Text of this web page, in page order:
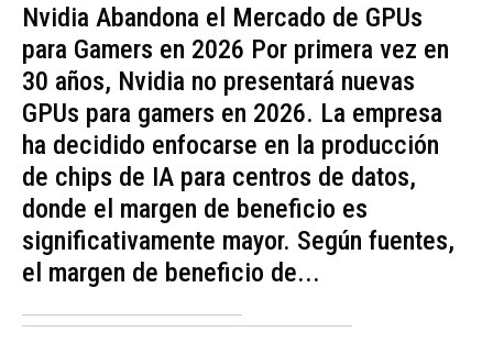
Nvidia Abandona el Mercado de GPUs
para Gamers en 2026 Por primera vez en
30 años, Nvidia no presentará nuevas
GPUs para gamers en 2026. La empresa
ha decidido enfocarse en la producción
de chips de IA para centros de datos,
donde el margen de beneficio es
significativamente mayor. Según fuentes,
el margen de beneficio de...